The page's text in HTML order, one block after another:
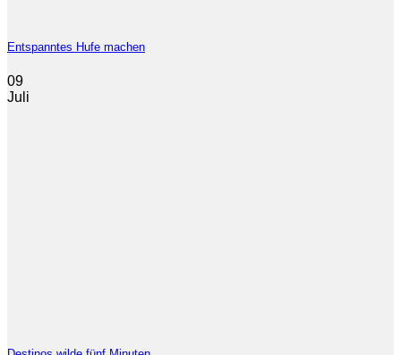
Entspanntes Hufe machen
09
Juli